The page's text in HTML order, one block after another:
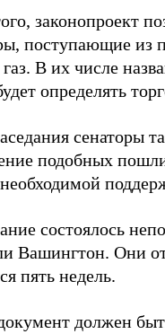
законопроект
поступающие из
В их числе
определять
сенаторы
подобных
состоялось
Вашингтон. Они
пять недель.
должен